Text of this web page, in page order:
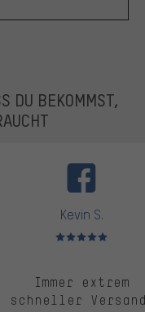
DU BEKOMMST,
Kevin S.
Bewertungen: 5 von 5
Immer extrem
schneller